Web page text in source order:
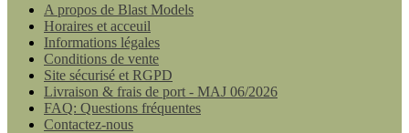
A propos de Blast Models
Horaires et acceuil
Informations légales
Conditions de vente
Site sécurisé et RGPD
Livraison & frais de port - MAJ 06/2026
FAQ: Questions fréquentes
Contactez-nous